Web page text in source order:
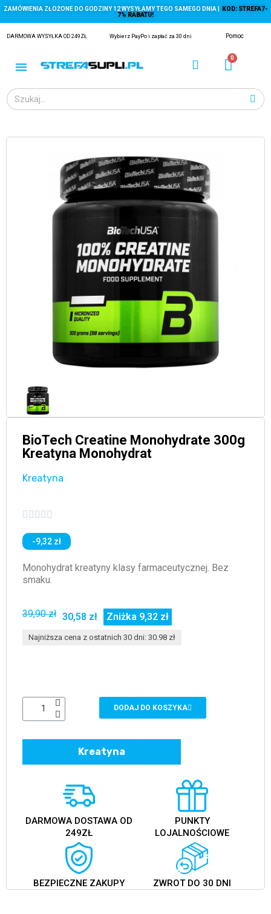
ZAMÓWIENIA ZŁOŻONE DO GODZINY 12 WYSYŁAMY TEGO SAMEGO DNIA |
KOD: STREFA7-
7% RABATU!
DARMOWA WYSYŁKA OD 249ZŁ Wybierz PayPo i zapłać za 30 dni Pomoc
Z KRYLA)
BioTech Creatine Monohydrate 300g
Kreatyna Monohydrat
Kreatyna
    
-9,32 zł
Monohydrat kreatyny klasy farmaceutycznej. Bez
smaku.
39,90 zł 30,58 zł Zniżka 9,32 zł
Najniższa cena z ostatnich 30 dni: 30.98 zł
DODAJ DO KOSZYKA
Kreatyna
DARMOWA DOSTAWA OD
249ZŁ
PUNKTY
LOJALNOŚCIOWE
BEZPIECZNE ZAKUPY ZWROT DO 30 DNI